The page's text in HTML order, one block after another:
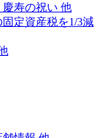
寿の祝い 他
定資産税を1/3減